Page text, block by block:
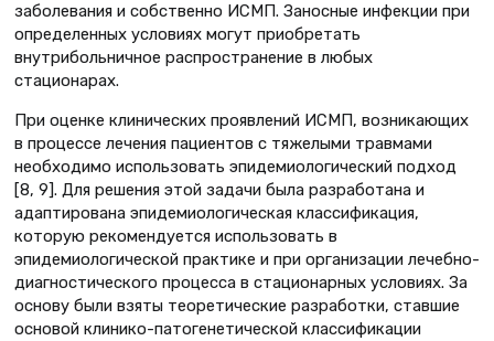
заболевания и собственно ИСМП. Заносные инфекции при
определенных условиях могут приобретать
внутрибольничное распространение в любых
стационарах.
При оценке клинических проявлений ИСМП, возникающих
в процессе лечения пациентов с тяжелыми травмами
необходимо использовать эпидемиологический подход
[8, 9]. Для решения этой задачи была разработана и
адаптирована эпидемиологическая классификация,
которую рекомендуется использовать в
эпидемиологической практике и при организации лечебно-
диагностического процесса в стационарных условиях. За
основу были взяты теоретические разработки, ставшие
основой клинико-патогенетической классификации